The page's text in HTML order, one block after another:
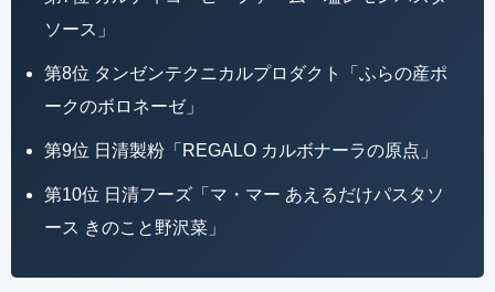
ソース」
第8位 タンゼンテクニカルプロダクト「ふらの産ポ
ークのボロネーゼ」
第9位 日清製粉「REGALO カルボナーラの原点」
第10位 日清フーズ「マ・マー あえるだけパスタソ
ース きのこと野沢菜」